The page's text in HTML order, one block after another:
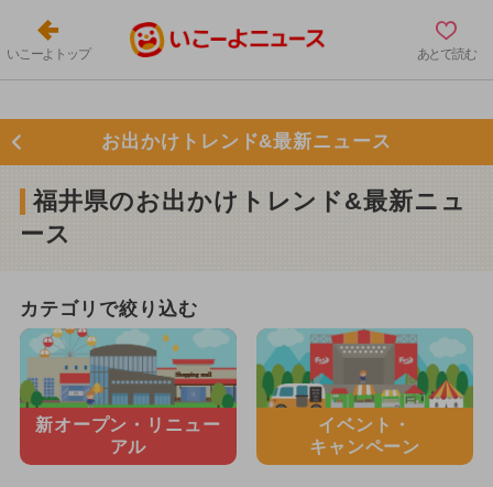
いこーよトップ あとで読む
お出かけトレンド&最新ニュース
福井県のお出かけトレンド&最新ニュ
ース
カテゴリで絞り込む
新オープン・ リニュー
アル
イベント・
キャンペーン